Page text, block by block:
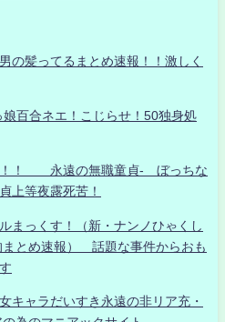
の髪ってるまとめ速報！！激しく
百合ネエ！こじらせ！50独身処
！！ 永遠の無職童貞- ぼっちな
上等夜露死苦！
まっくす！（新・ナンノひゃくし
まとめ速報） 話題な事件からおも
キャラだいすき永遠の非リア充・